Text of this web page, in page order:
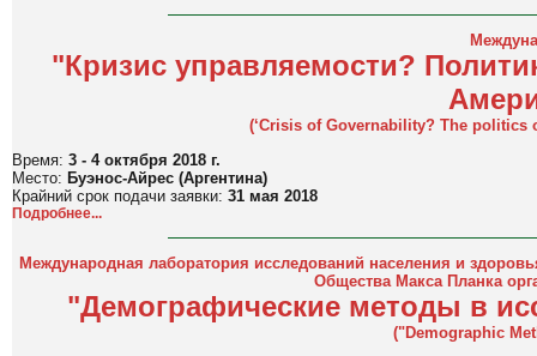
"Кризис управляемости?
(‘Crisis of Governability? The politics
Время: 3 - 4 октября 2018 г.
Место: Буэнос-Айрес (Аргентина)
Крайний срок подачи заявки: 31 мая 2018
Подробнее...
Международная лаборатория исследований населения и
Общества Макса Планка
"Демографические методы в
("Demographic